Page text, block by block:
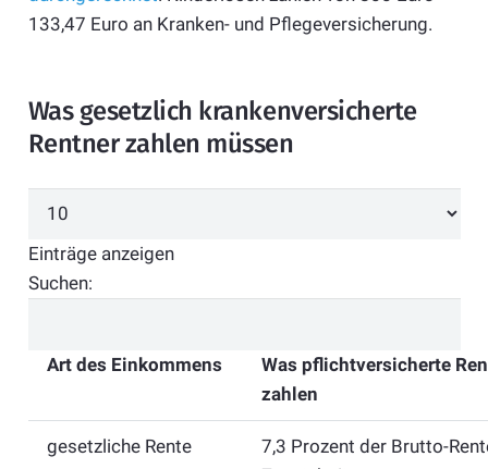
133,47 Euro an Kranken- und Pflegeversicherung.
Was gesetzlich krankenversicherte
Rentner zahlen müssen
Einträge anzeigen
Suchen:
Art des Einkommens
Was pflichtversicherte
zahlen
gesetzliche Rente
7,3 Prozent der Brutto-